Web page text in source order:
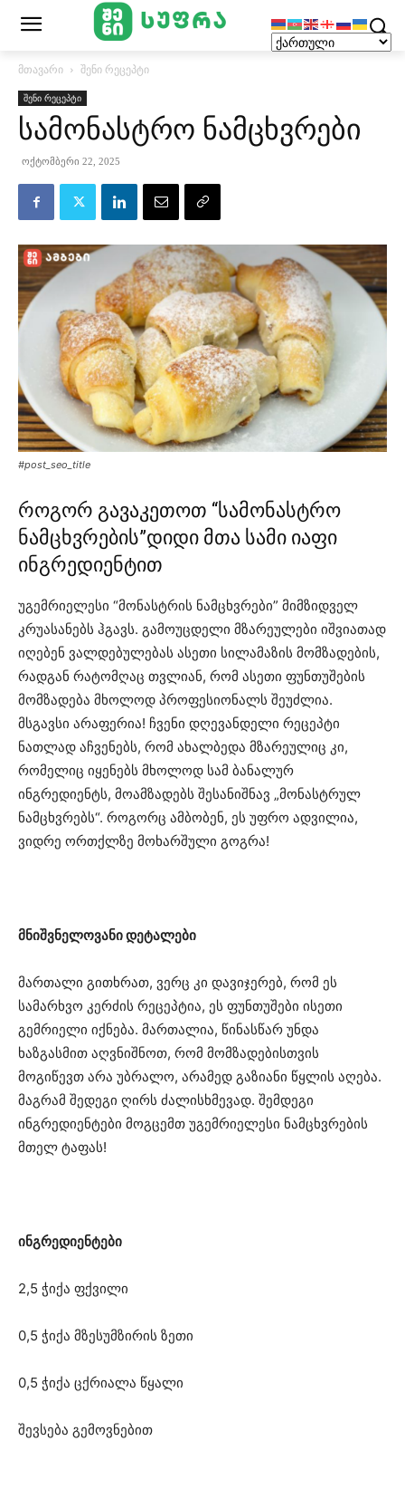
მთავარი შენი რეცეპტი
შენი რეცეპტი
სამონასტრო ნამცხვრები
ოქტომბერი 22, 2025
#post_seo_title
როგორ გავაკეთოთ “სამონასტრო
ნამცხვრების”დიდი მთა სამი იაფი
ინგრედიენტით
უგემრიელესი “მონასტრის ნამცხვრები” მიმზიდველ
კრუასანებს ჰგავს. გამოუცდელი მზარეულები იშვიათად
იღებენ ვალდებულებას ასეთი სილამაზის მომზადების,
რადგან რატომღაც თვლიან, რომ ასეთი ფუნთუშების
მომზადება მხოლოდ პროფესიონალს შეუძლია.
მსგავსი არაფერია! ჩვენი დღევანდელი რეცეპტი
ნათლად აჩვენებს, რომ ახალბედა მზარეულიც კი,
რომელიც იყენებს მხოლოდ სამ ბანალურ
ინგრედიენტს, მოამზადებს შესანიშნავ „მონასტრულ
ნამცხვრებს“. როგორც ამბობენ, ეს უფრო ადვილია,
ვიდრე ორთქლზე მოხარშული გოგრა!
მნიშვნელოვანი დეტალები
მართალი გითხრათ, ვერც კი დავიჯერებ, რომ ეს
სამარხვო კერძის რეცეპტია, ეს ფუნთუშები ისეთი
გემრიელი იქნება. მართალია, წინასწარ უნდა
ხაზგასმით აღვნიშნოთ, რომ მომზადებისთვის
მოგიწევთ არა უბრალო, არამედ გაზიანი წყლის აღება.
მაგრამ შედეგი ღირს ძალისხმევად. შემდეგი
ინგრედიენტები მოგცემთ უგემრიელესი ნამცხვრების
მთელ ტაფას!
ინგრედიენტები
2,5 ჭიქა ფქვილი
0,5 ჭიქა მზესუმზირის ზეთი
0,5 ჭიქა ცქრიალა წყალი
შევსება გემოვნებით